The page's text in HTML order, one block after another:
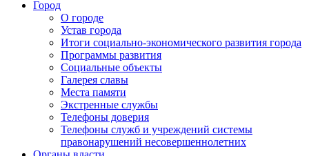
Город
О городе
Устав города
Итоги социально-экономического развития города
Программы развития
Социальные объекты
Галерея славы
Места памяти
Экстренные службы
Телефоны доверия
Телефоны служб и учреждений системы
правонарушений несовершеннолетних